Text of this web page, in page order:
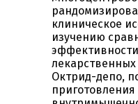
клиническое
изучению
Октрид-депо,
приготовления